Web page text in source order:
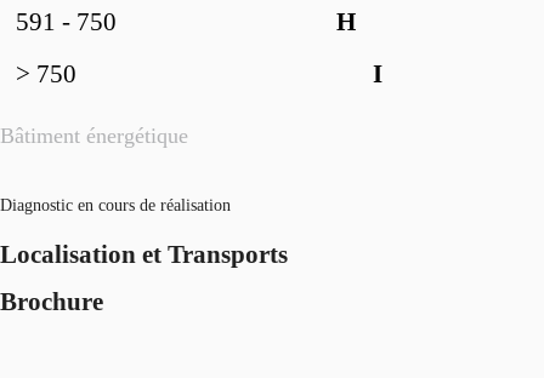
Bâtiment énergétique
H
591 - 750
I
> 750
Diagnostic en cours de réalisation
Localisation et Transports
Brochure